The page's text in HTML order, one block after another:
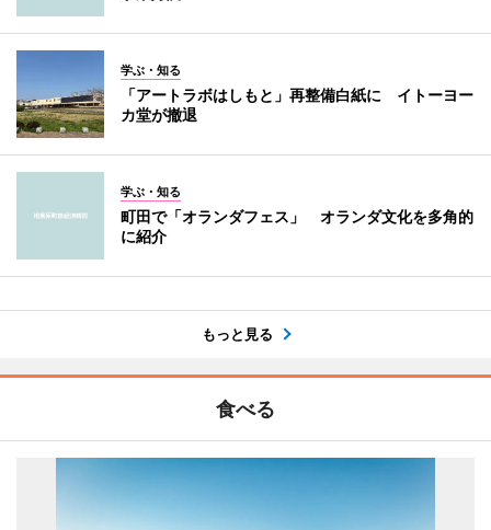
学ぶ・知る
「アートラボはしもと」再整備白紙に イトーヨー
カ堂が撤退
学ぶ・知る
町田で「オランダフェス」 オランダ文化を多角的
に紹介
もっと見る
食べる